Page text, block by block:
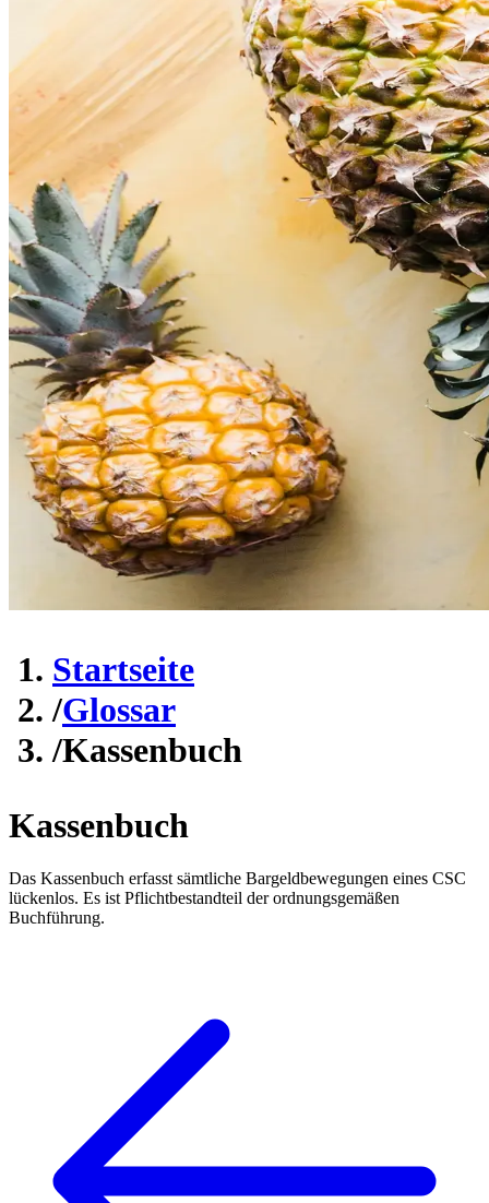
Startseite
/Glossar
/Kassenbuch
Kassenbuch
Das Kassenbuch erfasst sämtliche Bargeldbewegungen eines CSC
lückenlos. Es ist Pflichtbestandteil der ordnungsgemäßen
Buchführung.